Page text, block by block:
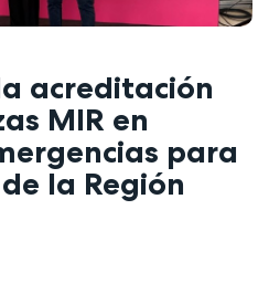
acreditación
MIR en
para
la Región